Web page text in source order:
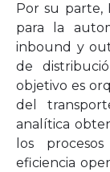
Por su parte,
para la
inbound y
de
objetivo es
del
analítica
los
eficiencia